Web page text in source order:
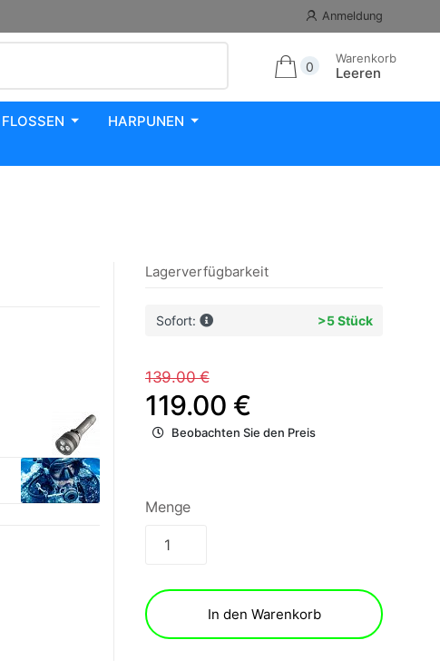
Anmeldung
0
Warenkorb
Leeren
FLOSSEN
HARPUNEN
Lagerverfügbarkeit
Sofort: >5 Stück
139.00 €
119.00 €
Beobachten Sie den Preis
Menge
In den Warenkorb